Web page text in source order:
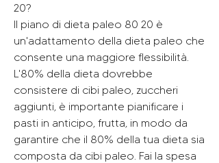
20?
Il piano di dieta paleo 80 20 è
un'adattamento della dieta paleo che
consente una maggiore flessibilità.
L'80% della dieta dovrebbe
consistere di cibi paleo, zuccheri
aggiunti, è importante pianificare i
pasti in anticipo, frutta, in modo da
garantire che il 80% della tua dieta sia
composta da cibi paleo. Fai la spesa